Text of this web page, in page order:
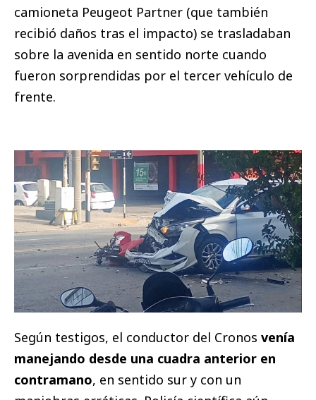
camioneta Peugeot Partner (que también
recibió daños tras el impacto) se trasladaban
sobre la avenida en sentido norte cuando
fueron sorprendidas por el tercer vehículo de
frente.
Según testigos, el conductor del Cronos venía
manejando desde una cuadra anterior en
contramano, en sentido sur y con un